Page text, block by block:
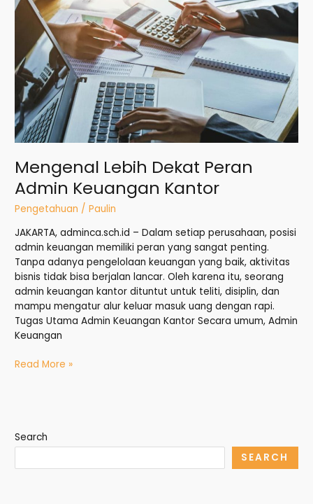
Mengenal Lebih Dekat Peran
Admin Keuangan Kantor
Pengetahuan /Paulin
JAKARTA, adminca.sch.id – Dalam setiap perusahaan, posisi
admin keuangan memiliki peran yang sangat penting.
Tanpa adanya pengelolaan keuangan yang baik, aktivitas
bisnis tidak bisa berjalan lancar. Oleh karena itu, seorang
admin keuangan kantor dituntut untuk teliti, disiplin, dan
mampu mengatur alur keluar masuk uang dengan rapi.
Tugas Utama Admin Keuangan Kantor Secara umum, Admin
Keuangan
Peran
Admin
Keuangan
Kantor
Read More »
Search
SEARCH